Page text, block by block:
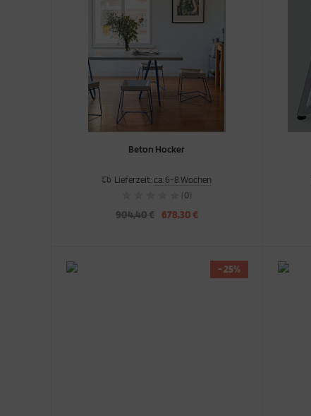
Beton Hocker
Lieferzeit: ca. 6-8 Wochen
(0)
904,40 € 678,30 €
- 25%